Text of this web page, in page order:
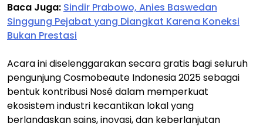
Baca Juga: Sindir Prabowo, Anies Baswedan
Singgung Pejabat yang Diangkat Karena Koneksi
Bukan Prestasi
Acara ini diselenggarakan secara gratis bagi seluruh
pengunjung Cosmobeaute Indonesia 2025 sebagai
bentuk kontribusi Nosé dalam memperkuat
ekosistem industri kecantikan lokal yang
berlandaskan sains, inovasi, dan keberlanjutan